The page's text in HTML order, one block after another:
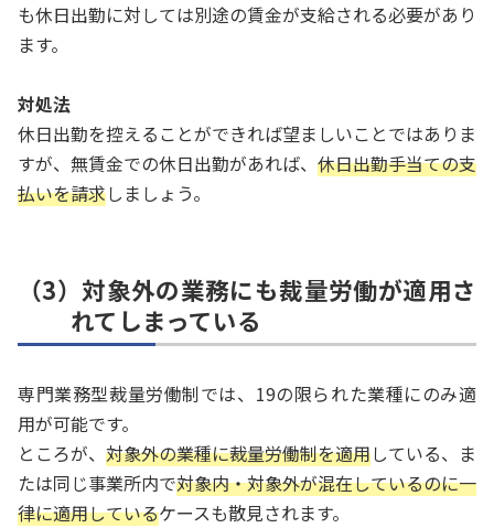
も休日出勤に対しては別途の賃金が支給される必要があり
ます。
対処法
休日出勤を控えることができれば望ましいことではありま
すが、無賃金での休日出勤があれば、 休日出勤手当ての支
払いを請求しましょう。
（3）対象外の業務にも裁量労働が適用さ
れてしまっている
専門業務型裁量労働制では、19の限られた業種にのみ適
用が可能です。
ところが、 対象外の業種に裁量労働制を適用している、ま
たは同じ事業所内で対象内・対象外が混在しているのに一
律に適用しているケースも散見されます。